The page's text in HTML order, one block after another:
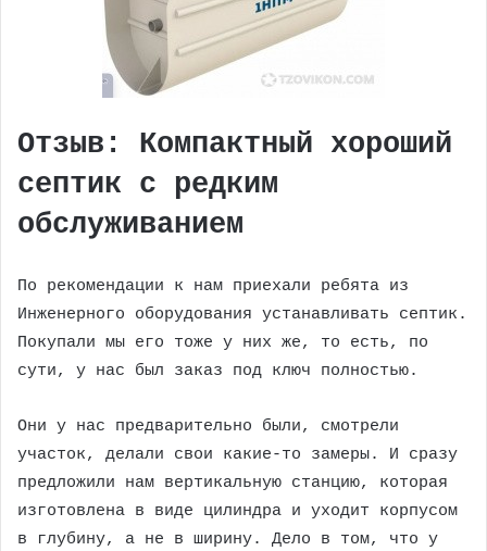
Отзыв: Компактный хороший
септик с редким
обслуживанием
По рекомендации к нам приехали ребята из
Инженерного оборудования устанавливать септик.
Покупали мы его тоже у них же, то есть, по
сути, у нас был заказ под ключ полностью.
Они у нас предварительно были, смотрели
участок, делали свои какие-то замеры. И сразу
предложили нам вертикальную станцию, которая
изготовлена в виде цилиндра и уходит корпусом
в глубину, а не в ширину. Дело в том, что у